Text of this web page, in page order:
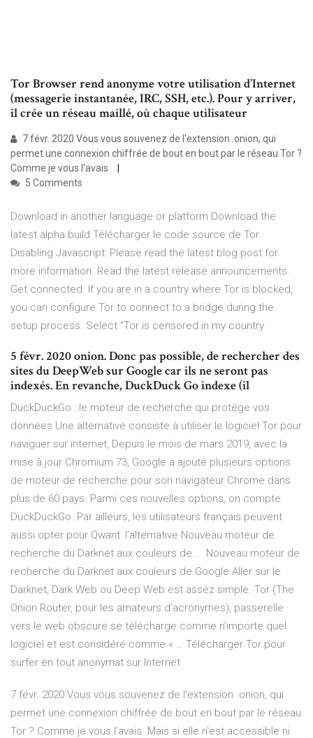
Tor Browser rend anonyme votre utilisation d’Internet
(messagerie instantanée, IRC, SSH, etc.). Pour y arriver,
il crée un réseau maillé, où chaque utilisateur
7 févr. 2020 Vous vous souvenez de l'extension .onion, qui
permet une connexion chiffrée de bout en bout par le réseau Tor ?
Comme je vous l'avais
5 Comments
Download in another language or platform Download the
latest alpha build Télécharger le code source de Tor.
Disabling Javascript: Please read the latest blog post for
more information. Read the latest release announcements.
Get connected. If you are in a country where Tor is blocked,
you can configure Tor to connect to a bridge during the
setup process. Select "Tor is censored in my country
5 févr. 2020 onion. Donc pas possible, de rechercher des
sites du DeepWeb sur Google car ils ne seront pas
indexés. En revanche, DuckDuck Go indexe (il
DuckDuckGo : le moteur de recherche qui protège vos
données Une alternative consiste à utiliser le logiciel Tor pour
naviguer sur internet, Depuis le mois de mars 2019, avec la
mise à jour Chromium 73, Google a ajouté plusieurs options
de moteur de recherche pour son navigateur Chrome dans
plus de 60 pays. Parmi ces nouvelles options, on compte
DuckDuckGo. Par ailleurs, les utilisateurs français peuvent
aussi opter pour Qwant: l’alternative Nouveau moteur de
recherche du Darknet aux couleurs de ... Nouveau moteur de
recherche du Darknet aux couleurs de Google Aller sur le
Darknet, Dark Web ou Deep Web est assez simple. Tor (The
Onion Router, pour les amateurs d’acronymes), passerelle
vers le web obscure se télécharge comme n’importe quel
logiciel et est considéré comme « … Télécharger Tor pour
surfer en tout anonymat sur Internet
7 févr. 2020 Vous vous souvenez de l'extension .onion, qui
permet une connexion chiffrée de bout en bout par le réseau
Tor ? Comme je vous l'avais Mais si elle n'est accessible ni